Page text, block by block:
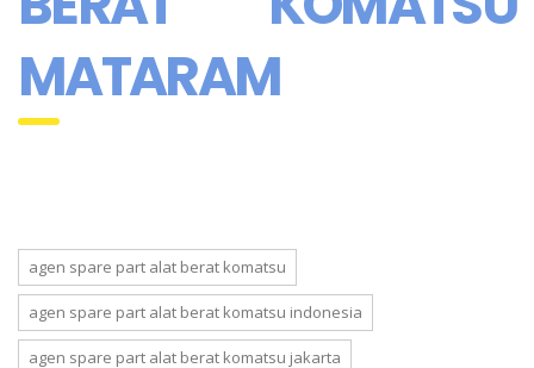
MATARAM
agen spare part alat berat komatsu
agen spare part alat berat komatsu indonesia
agen spare part alat berat komatsu jakarta